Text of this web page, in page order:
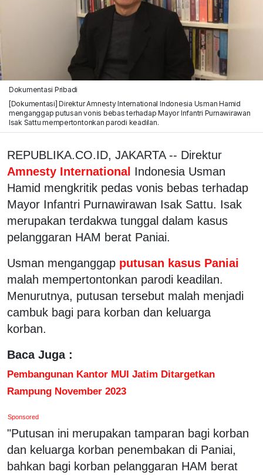
Dokumentasi Pribadi
[Dokumentasi] Direktur Amnesty International Indonesia Usman Hamid
menganggap putusan vonis bebas terhadap Mayor Infantri Purnawirawan
Isak Sattu mempertontonkan parodi keadilan.
REPUBLIKA.CO.ID, JAKARTA -- Direktur
Amnesty International Indonesia Usman
Hamid mengkritik pedas vonis bebas terhadap
Mayor Infantri Purnawirawan Isak Sattu. Isak
merupakan terdakwa tunggal dalam kasus
pelanggaran HAM berat Paniai.
Usman menganggap putusan kasus Paniai
malah mempertontonkan parodi keadilan.
Menurutnya, putusan tersebut malah menjadi
cambuk bagi para korban dan keluarga
korban.
Baca Juga :
Pembangunan Kantor MUI Jatim Ditargetkan
Rampung November 2023
Sponsored
"Putusan ini merupakan tamparan bagi korban
dan keluarga korban penembakan di Paniai,
bahkan bagi korban pelanggaran HAM berat